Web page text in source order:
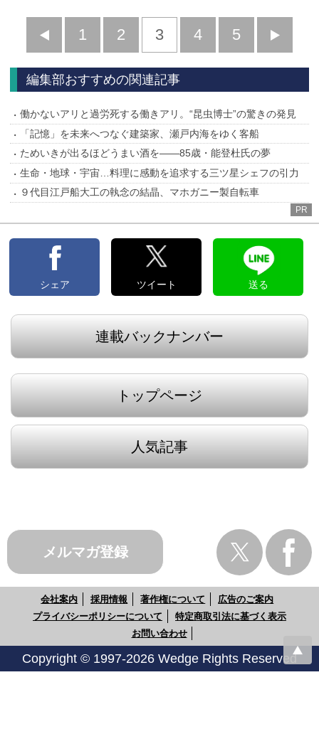
前
へ
1 2 3 4 5
へ
編集部おすすめの関連記事
働かないアリと過労死する働きアリ。“昆虫博士”の驚きの発見
「記憶」を未来へつなぐ建築家、瀬戸内海をゆく客船
ためいきが出るほどうまい酒を――85歳・能登杜氏の夢
生命・地球・宇宙…料理に感動を追求する三ツ星シェフの引力
９代目江戸船大工の執念の結晶、マホガニー製自転車
PR
シェア ツイート 送る
連載バックナンバー
トップページ
人気記事
メルマガ登録
会社案内 採用情報 著作権について
広告のご案内
プライバシーポリシーについて
特定商取引法に基づく表示
お問い合わせ
Copyright © 1997-2026 Wedge Rights Reserved